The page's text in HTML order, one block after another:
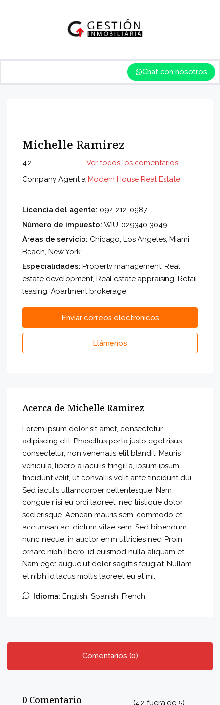
Chat con nosotros
Michelle Ramirez
4.2
Ver todos los comentarios
Company Agent a Modern House Real Estate
Licencia del agente: 092-212-0987
Número de impuesto: WIU-029340-3049
Áreas de servicio: Chicago, Los Angeles, Miami
Beach, New York
Especialidades: Property management, Real
estate development, Real estate appraising, Retail
leasing, Apartment brokerage
Enviar correos electrónicos
Llámenos
Acerca de Michelle Ramirez
Lorem ipsum dolor sit amet, consectetur
adipiscing elit. Phasellus porta justo eget risus
consectetur, non venenatis elit blandit. Mauris
vehicula, libero a iaculis fringilla, ipsum ipsum
tincidunt velit, ut convallis velit ante tincidunt dui.
Sed iaculis ullamcorper pellentesque. Nam
congue nisi eu orci laoreet, nec tristique dolor
scelerisque. Aenean mauris sem, commodo et
accumsan ac, dictum vitae sem. Sed bibendum
nunc neque, in auctor enim ultricies nec. Proin
ornare nibh libero, id euismod nulla aliquam et.
Nam eget augue ut dolor sagittis feugiat. Nullam
et nibh id lacus mollis laoreet eu et mi.
Idioma: English, Spanish, French
Comentarios (0)
0 Comentario (4.2 fuera de 5)